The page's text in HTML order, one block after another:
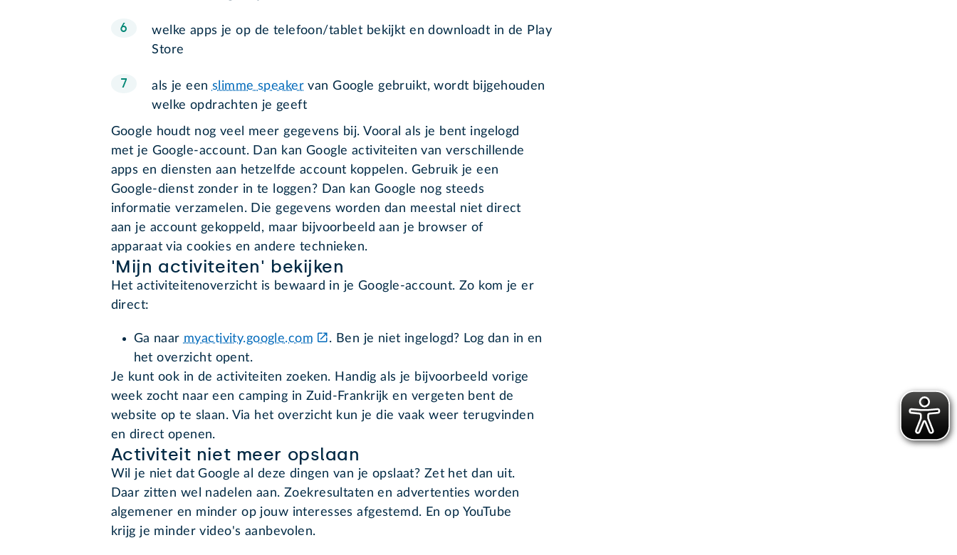
welke apps je op de telefoon/tablet bekijkt en downloadt in de Play
Store
als je een slimme speaker van Google gebruikt, wordt bijgehouden
welke opdrachten je geeft
Google houdt nog veel meer gegevens bij. Vooral als je bent ingelogd
met je Google-account. Dan kan Google activiteiten van verschillende
apps en diensten aan hetzelfde account koppelen. Gebruik je een
Google-dienst zonder in te loggen? Dan kan Google nog steeds
informatie verzamelen. Die gegevens worden dan meestal niet direct
aan je account gekoppeld, maar bijvoorbeeld aan je browser of
apparaat via cookies en andere technieken.
'Mijn activiteiten' bekijken
Het activiteitenoverzicht is bewaard in je Google-account. Zo kom je er
direct:
Ga naar myactivity.google.com
. Ben je niet ingelogd? Log dan in en
het overzicht opent.
Je kunt ook in de activiteiten zoeken. Handig als je bijvoorbeeld vorige
week zocht naar een camping in Zuid-Frankrijk en vergeten bent de
website op te slaan. Via het overzicht kun je die vaak weer terugvinden
en direct openen.
Activiteit niet meer opslaan
Wil je niet dat Google al deze dingen van je opslaat? Zet het dan uit.
Daar zitten wel nadelen aan. Zoekresultaten en advertenties worden
algemener en minder op jouw interesses afgestemd. En op YouTube
krijg je minder video's aanbevolen.